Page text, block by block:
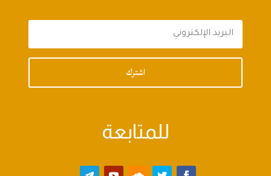
اشترك
للمتابعة